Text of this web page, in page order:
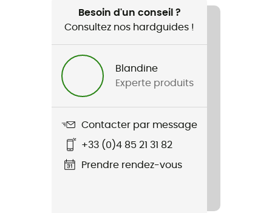
Besoin d'un conseil ?
Consultez nos hardguides !
Blandine
Experte produits
Contacter par message
+33 (0)4 85 21 31 82
Prendre rendez-vous